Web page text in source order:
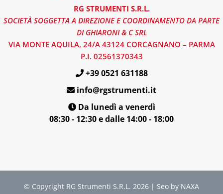
RG STRUMENTI S.R.L.
SOCIETÀ SOGGETTA A DIREZIONE E COORDINAMENTO DA PARTE
DI GHIARONI & C SRL
VIA MONTE AQUILA, 24/A 43124 CORCAGNANO – PARMA
P.I. 02561370343
+39 0521 631188
info@rgstrumenti.it
Da lunedì a venerdì
08:30 - 12:30 e dalle 14:00 - 18:00
© Copyright RG Strumenti S.R.L. 2026 | Seo by NAXA